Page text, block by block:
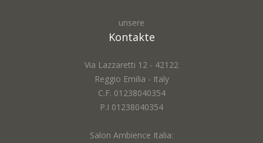
unsere
Kontakte
Via Lazzaretti 12 - 42122
Reggio Emilia - Italy
C.F. 01238040354
P.I 01238040354
Salon Ambience Italia: